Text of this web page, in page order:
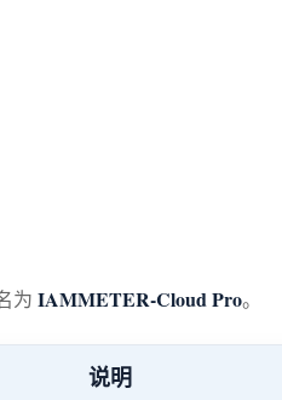
为 IAMMETER-Cloud Pro。
说明